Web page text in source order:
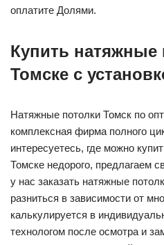
оплатите Долями.
Купить натяжные
Томске с
Натяжные потолки Томск по
комплексная фирма полного
интересуетесь, где можно
Томске недорого, предлагаем
у нас заказать натяжные
разниться в зависимости от
калькулируется в
технологом после осмотра и